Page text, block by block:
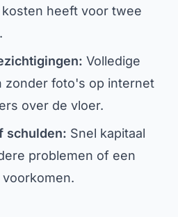
heeft voor twee
Volledige
zonder foto's op internet
over de vloer.
schulden: Snel kapitaal
problemen of een